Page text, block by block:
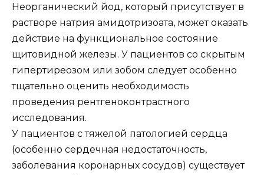
Неорганический йод, который присутствует в
растворе натрия амидотризоата, может оказать
действие на функциональное состояние
щитовидной железы. У пациентов со скрытым
гипертиреозом или зобом следует особенно
тщательно оценить необходимость
проведения рентгеноконтрастного
исследования.
У пациентов с тяжелой патологией сердца
(особенно сердечная недостаточность,
заболевания коронарных сосудов) существует